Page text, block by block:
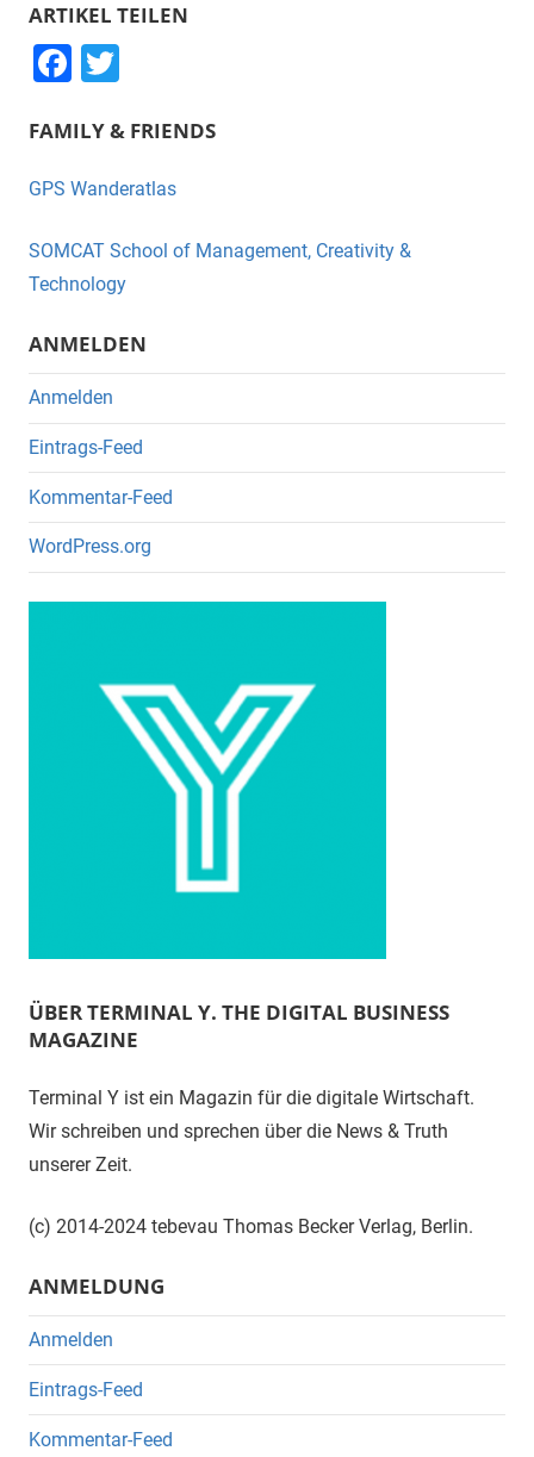
ARTIKEL TEILEN
F
c
e
o
o
k
tt
er
FAMILY & FRIENDS
GPS Wanderatlas
SOMCAT School of Management, Creativity &
Technology
ANMELDEN
Anmelden
Eintrags-Feed
Kommentar-Feed
WordPress.org
ÜBER TERMINAL Y. THE DIGITAL BUSINESS
MAGAZINE
Terminal Y ist ein Magazin für die digitale Wirtschaft.
Wir schreiben und sprechen über die News & Truth
unserer Zeit.
(c) 2014-2024 tebevau Thomas Becker Verlag, Berlin.
ANMELDUNG
Anmelden
Eintrags-Feed
Kommentar-Feed